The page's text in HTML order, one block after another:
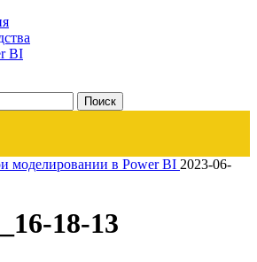
BI
моделировании в Power BI 2023-06-
18-13